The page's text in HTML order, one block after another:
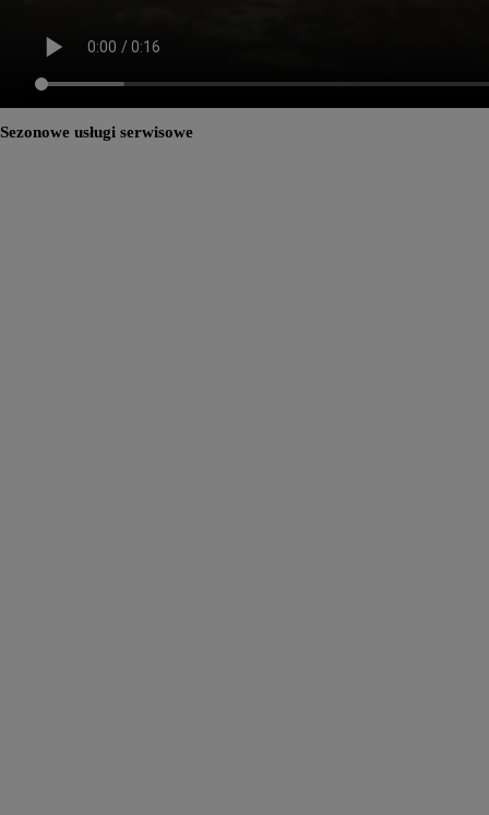
Sezonowe usługi serwisowe